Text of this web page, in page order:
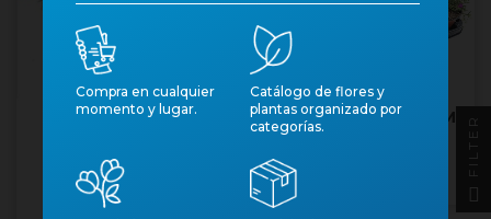
HYSSOPIFOLIA M13
Núm. art.: 22936
DROSANTHEMUM
CANDENS 11 - MESEM
Compra en cualquier
momento y lugar.
Catálogo de flores y
plantas organizado por
categorías.
FILTER